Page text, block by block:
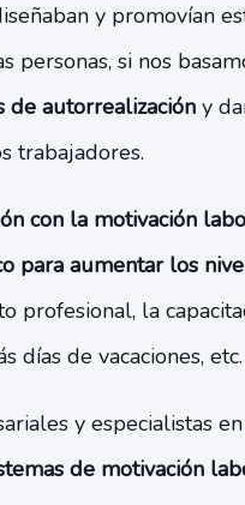
y promovían
personas, si nos
de autorrealización y
trabajadores.
con la motivación
para aumentar los
profesional, la
días de vacaciones, etc.
y especialistas en
de motivación